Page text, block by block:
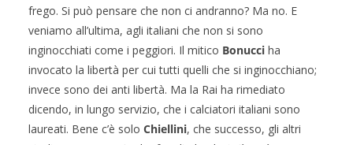
frego. Si può pensare che non ci andranno? Ma no. E
veniamo all’ultima, agli italiani che non si sono
inginocchiati come i peggiori. Il mitico Bonucci ha
invocato la libertà per cui tutti quelli che si inginocchiano;
invece sono dei anti libertà. Ma la Rai ha rimediato
dicendo, in lungo servizio, che i calciatori italiani sono
laureati. Bene c’è solo Chiellini, che successo, gli altri